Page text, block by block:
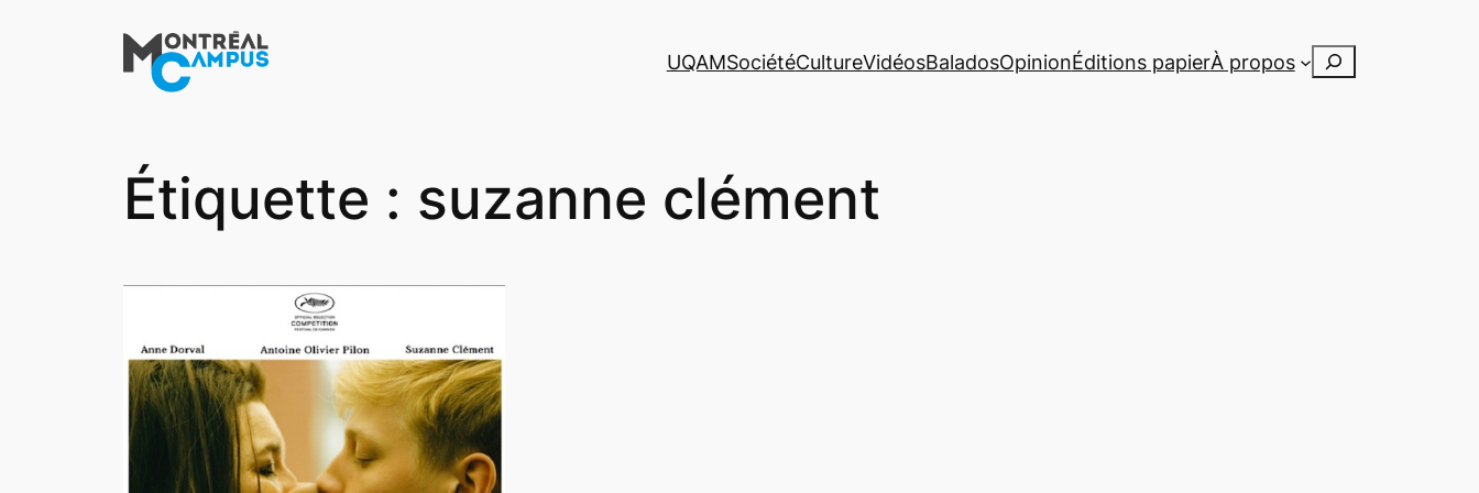
UQAMSociétéCultureVidéosBaladosOpinionÉditions papierÀ propos Rechercher
Étiquette : suzanne clément